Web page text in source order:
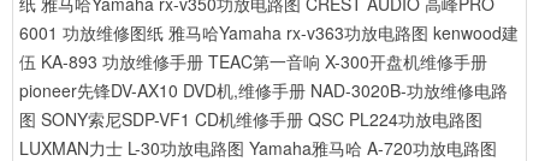
6001 功放维修图纸 雅马哈Yamaha rx-v363功放电路图 kenwood建
伍 KA-893 功放维修手册 TEAC第一音响 X-300开盘机维修手册
pioneer先锋DV-AX10 DVD机,维修手册 NAD-3020B-功放维修电路
图 SONY索尼SDP-VF1 CD机维修手册 QSC PL224功放电路图
LUXMAN力士 L-30功放电路图 Yamaha雅马哈 A-720功放电路图